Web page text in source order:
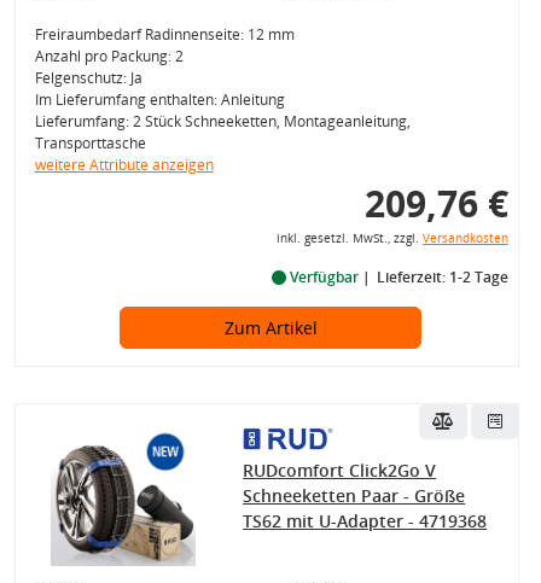
Freiraumbedarf Radinnenseite: 12 mm
Anzahl pro Packung: 2
Felgenschutz: Ja
Im Lieferumfang enthalten: Anleitung
Lieferumfang: 2 Stück Schneeketten, Montageanleitung,
Transporttasche
weitere Attribute anzeigen
209,76 €
inkl. gesetzl. MwSt., zzgl. Versandkosten
Verfügbar Lieferzeit: 1-2 Tage
Zum Artikel
RUDcomfort Click2Go V
Schneeketten Paar - Größe
TS62 mit U-Adapter - 4719368